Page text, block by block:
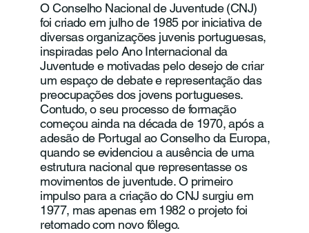
O Conselho Nacional de Juventude (CNJ)
foi criado em julho de 1985 por iniciativa de
diversas organizações juvenis portuguesas,
inspiradas pelo Ano Internacional da
Juventude e motivadas pelo desejo de criar
um espaço de debate e representação das
preocupações dos jovens portugueses.
Contudo, o seu processo de formação
começou ainda na década de 1970, após a
adesão de Portugal ao Conselho da Europa,
quando se evidenciou a ausência de uma
estrutura nacional que representasse os
movimentos de juventude. O primeiro
impulso para a criação do CNJ surgiu em
1977, mas apenas em 1982 o projeto foi
retomado com novo fôlego.